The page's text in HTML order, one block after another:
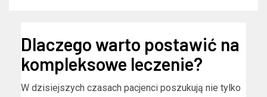
Dlaczego warto postawić na
kompleksowe leczenie?
W dzisiejszych czasach pacjenci poszukują nie tylko